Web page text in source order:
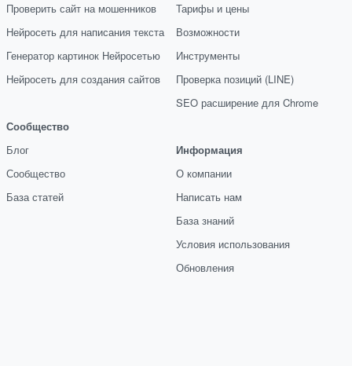
Проверить сайт на мошенников
Нейросеть для написания текста
Генератор картинок Нейросетью
Нейросеть для создания сайтов
Сообщество
Блог
Сообщество
База статей
Тарифы и цены
Возможности
Инструменты
Проверка позиций (LINE)
SEO расширение для Chrome
Информация
О компании
Написать нам
База знаний
Условия использования
Обновления